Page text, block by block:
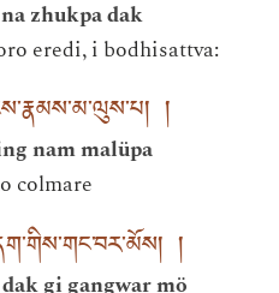
zhukpa dak
eredi, i bodhisattva:
།
nam malüpa
colmare
།
gi gangwar mö